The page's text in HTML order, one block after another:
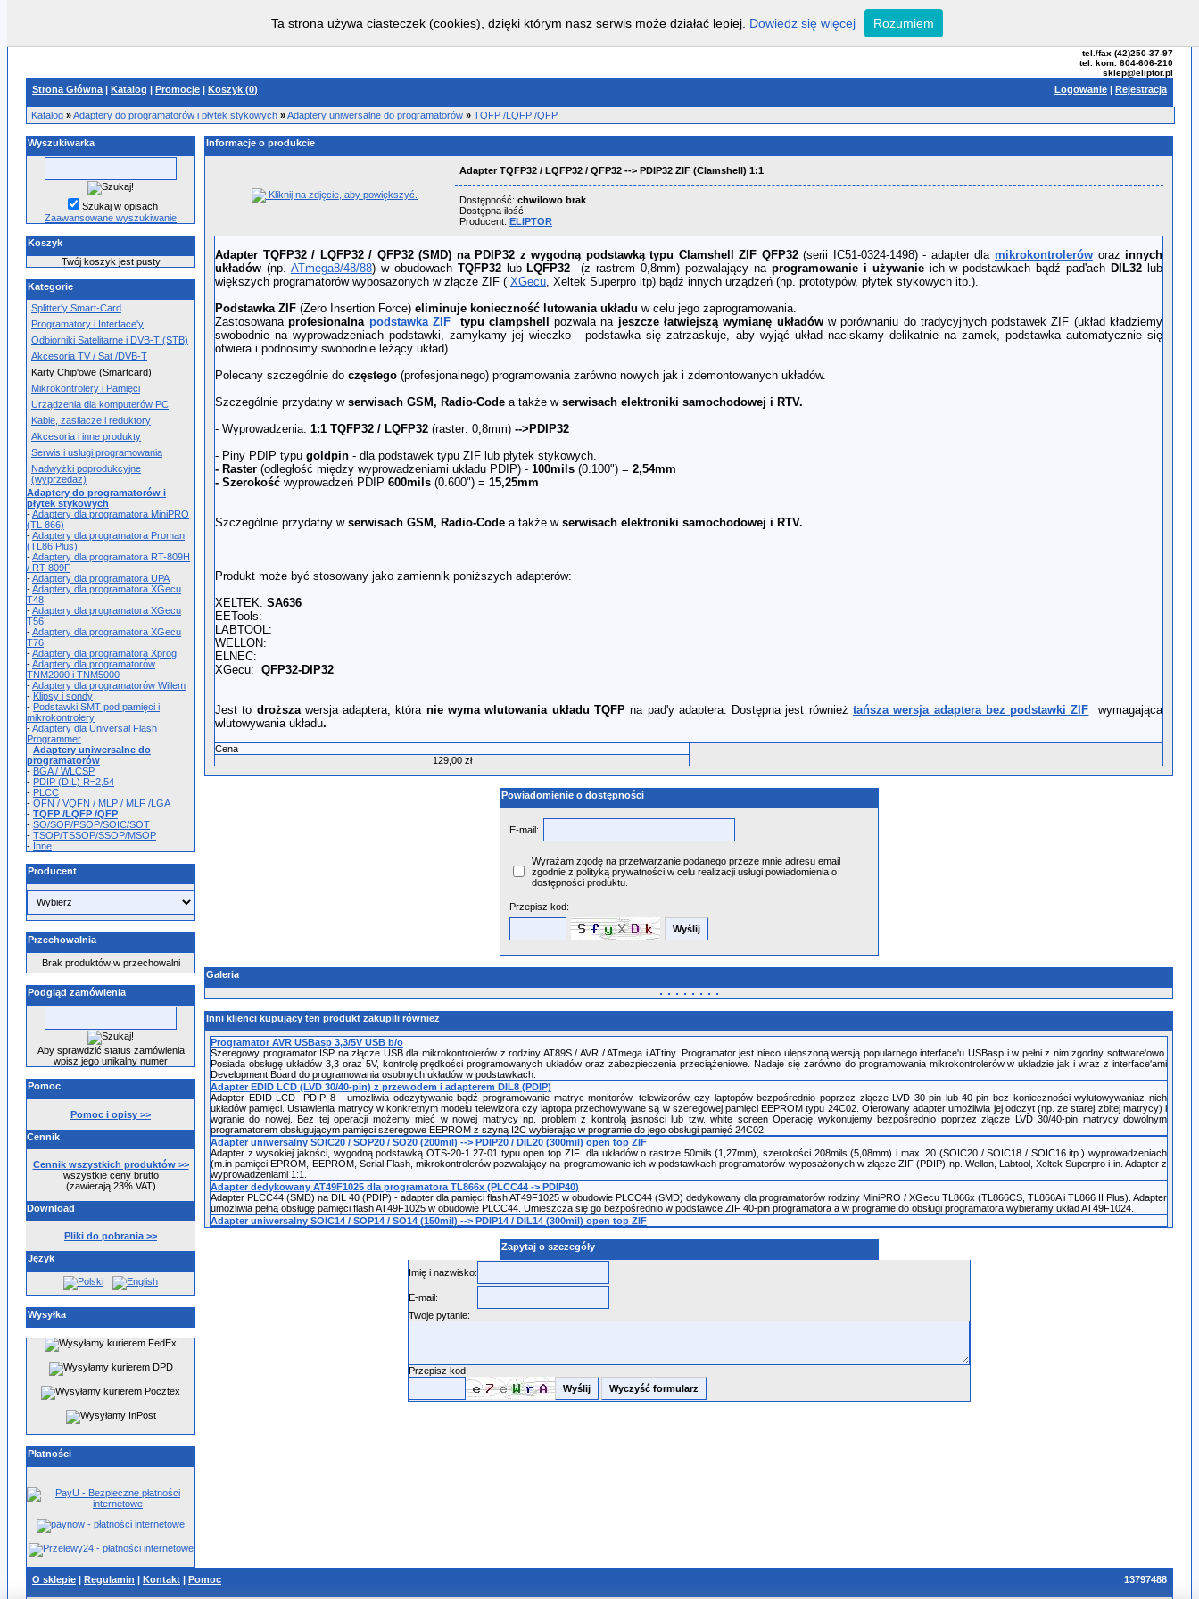
tel./fax (42)250-37-97
tel. kom. 604-606-210
sklep@eliptor.pl
Strona Główna | Katalog | Promocje | Koszyk (0) Logowanie | Rejestracja
Katalog »Adaptery do programatorów i płytek stykowych »Adaptery uniwersalne do programatorów » TQFP /LQFP /QFP
Wyszukiwarka
Szukaj w opisach
Zaawansowane wyszukiwanie
Koszyk
Twój koszyk jest pusty
Kategorie
Splitter'y Smart-Card
Programatory i Interface'y
Odbiorniki Satelitarne i DVB-T (STB)
Akcesoria TV / Sat /DVB-T
Karty Chip'owe (Smartcard)
Mikrokontrolery i Pamięci
Urządzenia dla komputerów PC
Kable, zasilacze i reduktory
Akcesoria i inne produkty
Serwis i usługi programowania
Nadwyżki poprodukcyjne
(wyprzedaż)
Adaptery do programatorów i
płytek stykowych
-Adaptery dla programatora MiniPRO
(TL 866)
-Adaptery dla programatora Proman
(TL86 Plus)
-Adaptery dla programatora RT-809H
/ RT-809F
-Adaptery dla programatora UPA
-Adaptery dla programatora XGecu
T48
-Adaptery dla programatora XGecu
T56
-Adaptery dla programatora XGecu
T76
-Adaptery dla programatora Xprog
-Adaptery dla programatorów
TNM2000 i TNM5000
-Adaptery dla programatorów Willem
- Klipsy i sondy
- Podstawki SMT pod pamięci i
mikrokontrolery
-Adaptery dla Universal Flash
Programmer
- Adaptery uniwersalne do
programatorów
- BGA / WLCSP
- PDIP (DIL) R=2,54
- PLCC
- QFN / VQFN / MLP / MLF /LGA
- TQFP /LQFP /QFP
- SO/SOP/PSOP/SOIC/SOT
- TSOP/TSSOP/SSOP/MSOP
- Inne
Producent
Przechowalnia
Brak produktów w przechowalni
Podgląd zamówienia
Aby sprawdzić status zamówienia
wpisz jego unikalny numer
Pomoc
Pomoc i opisy >>
Cennik
Cennik wszystkich produktów >>
wszystkie ceny brutto
(zawierają 23% VAT)
Download
Pliki do pobrania >>
Język
Wysyłka
Płatności
Informacje o produkcie
Kliknij na zdjęcie, aby powiększyć.
Adapter TQFP32 / LQFP32 / QFP32 --> PDIP32 ZIF (Clamshell) 1:1
Dostępność: chwilowo brak
Dostępna ilość:
Producent: ELIPTOR
Adapter TQFP32 / LQFP32 / QFP32(SMD) naPDIP32 z wygodną podstawką typu Clamshell ZIF QFP32(serii IC51-0324-1498) - adapter dla mikrokontrolerów orazinnych
układów (np. ATmega8/48/88) w obudowach TQFP32 lubLQFP32 (z rastrem 0,8mm) pozwalający na programowanie i używanieich w podstawkach bądź pad'ach DIL32 lub
większych programatorów wyposażonych w złącze ZIF ( XGecu, Xeltek Superpro itp) bądź innych urządzeń (np. prototypów, płytek stykowych itp.).
Podstawka ZIF (Zero Insertion Force) eliminuje konieczność lutowania układu w celu jego zaprogramowania.
Zastosowanaprofesionalna podstawka ZIF typu clampshell pozwala na jeszcze łatwiejszą wymianę układóww porównaniu do tradycyjnych podstawek ZIF (układ kładziemy
swobodnie na wyprowadzeniach podstawki, zamykamy jej wieczko - podstawka się zatrzaskuje, aby wyjąć układ naciskamy delikatnie na zamek, podstawka automatycznie się
otwiera i podnosimy swobodnie leżący układ)
Polecany szczególnie do częstego (profesjonalnego) programowania zarówno nowych jak i zdemontowanych układów.
Szczególnie przydatny w serwisach GSM, Radio-Code a także w serwisach elektroniki samochodowej i RTV.
- Wyprowadzenia: 1:1 TQFP32 / LQFP32 (raster: 0,8mm) -->PDIP32
- Piny PDIP typu goldpin - dla podstawek typu ZIF lub płytek stykowych.
- Raster (odległość między wyprowadzeniami układu PDIP) - 100mils (0.100") = 2,54mm
- Szerokość wyprowadzeń PDIP 600mils (0.600") = 15,25mm
Szczególnie przydatny w serwisach GSM, Radio-Code a także w serwisach elektroniki samochodowej i RTV.
Produkt może być stosowany jako zamiennik poniższych adapterów:
XELTEK: SA636
EETools:
LABTOOL:
WELLON:
ELNEC:
XGecu: QFP32-DIP32
Jest to droższawersja adaptera, która nie wyma wlutowania układu TQFPna pad'y adaptera. Dostępna jest również tańsza wersja adaptera bez podstawki ZIF wymagająca
wlutowywania układu.
Cena
129,00 zł
Powiadomienie o dostępności
E-mail:
Wyrażam zgodę na przetwarzanie podanego przeze mnie adresu email
zgodnie z polityką prywatności w celu realizacji usługi powiadomienia o
dostępności produktu.
Przepisz kod:
Galeria
Inni klienci kupujący ten produkt zakupili również
Programator AVR USBasp 3,3/5V USB b/o
Szeregowy programator ISP na złącze USB dla mikrokontrolerów z rodziny AT89S / AVR / ATmega i ATtiny. Programator jest nieco ulepszoną wersją popularnego interface'u USBasp i w pełni z nim zgodny software'owo.
Posiada obsługę układów 3,3 oraz 5V, kontrolę prędkości programowanych układów oraz zabezpieczenia przeciążeniowe. Nadaje się zarówno do programowania mikrokontrolerów w układzie jak i wraz z interface'ami
Development Board do programowania osobnych układów w podstawkach.
Adapter EDID LCD (LVD 30/40-pin) z przewodem i adapterem DIL8 (PDIP)
Adapter EDID LCD- PDIP 8 - umożliwia odczytywanie bądź programowanie matryc monitorów, telewizorów czy laptopów bezpośrednio poprzez złącze LVD 30-pin lub 40-pin bez konieczności wylutowywaniaz nich
układów pamięci. Ustawienia matrycy w konkretnym modelu telewizora czy laptopa przechowywane są w szeregowej pamięci EEPROM typu 24C02. Oferowany adapter umożliwia jej odczyt (np. ze starej zbitej matrycy) i
wgranie do nowej. Bez tej operacji możemy mieć w nowej matrycy np. problem z kontrolą jasności lub tzw. white screen Operację wykonujemy bezpośrednio poprzez złącze LVD 30/40-pin matrycy dowolnym
programatorem obsługującym pamięci szeregowe EEPROM z szyną I2C wybierając w programie do jego obsługi pamięć 24C02
Adapter uniwersalny SOIC20 / SOP20 / SO20 (200mil) --> PDIP20 / DIL20 (300mil) open top ZIF
Adapter z wysokiej jakości, wygodną podstawką OTS-20-1.27-01 typu open top ZIF dla układów o rastrze 50mils (1,27mm), szerokości 208mils (5,08mm) i max. 20 (SOIC20 / SOIC18 / SOIC16 itp.) wyprowadzeniach
(m.in pamięci EPROM, EEPROM, Serial Flash, mikrokontrolerów pozwalający na programowanie ich w podstawkach programatorów wyposażonych w złącze ZIF (PDIP) np. Wellon, Labtool, Xeltek Superpro i in. Adapter z
wyprowadzeniami 1:1.
Adapter dedykowany AT49F1025 dla programatora TL866x (PLCC44 -> PDIP40)
Adapter PLCC44 (SMD) na DIL 40 (PDIP) - adapter dla pamięci flash AT49F1025 w obudowie PLCC44 (SMD) dedykowany dla programatorów rodziny MiniPRO / XGecu TL866x (TL866CS, TL866A i TL866 II Plus). Adapter
umożliwia pełną obsługę pamięci flash AT49F1025 w obudowie PLCC44. Umieszcza się go bezpośrednio w podstawce ZIF 40-pin programatora a w programie do obsługi programatora wybieramy układ AT49F1024.
Adapter uniwersalny SOIC14 / SOP14 / SO14 (150mil) --> PDIP14 / DIL14 (300mil) open top ZIF
Zapytaj o szczegóły
Imię i nazwisko:
E-mail:
Twoje pytanie:
Przepisz kod:
O sklepie | Regulamin | Kontakt | Pomoc 13797488
Ta strona używa ciasteczek (cookies), dzięki którym nasz serwis może działać lepiej. Dowiedz się więcej Rozumiem